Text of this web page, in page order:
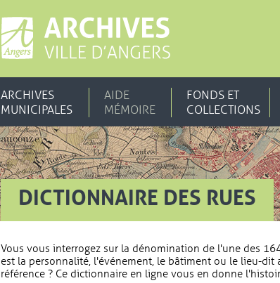
ARCHIVES
MUNICIPALES
AIDE
MÉMOIRE
FONDS ET
COLLECTIONS
DICTIONNAIRE DES RUES
Vous vous interrogez sur la dénomination de l'une des
est la personnalité, l'événement, le bâtiment ou le lieu-dit
référence ? Ce dictionnaire en ligne vous en donne